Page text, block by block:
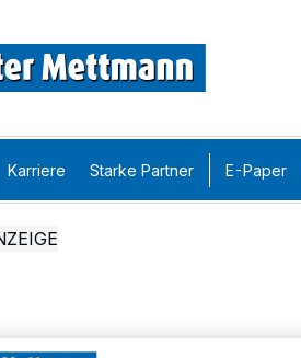
Karriere Starke Partner E-Paper